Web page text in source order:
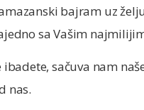
bajram uz
sa Vašim
sačuva nam
nas.